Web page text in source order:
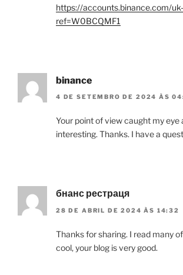
https://accounts.binance.com/
ref=W0BCQMF1
binance
4 DE SETEMBRO DE 2024 ÀS
Your point of view caught my eye
interesting. Thanks. I have a
бнанс рестраця
28 DE ABRIL DE 2024 ÀS 14:32
Thanks for sharing. I read many
cool, your blog is very good.